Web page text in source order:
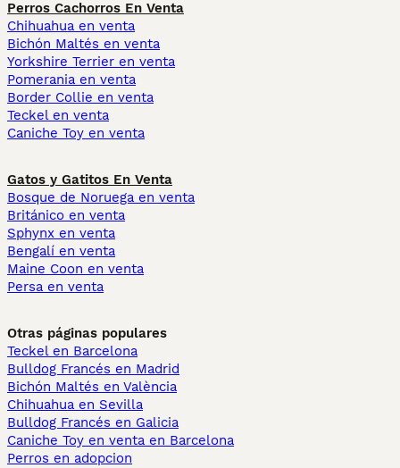
Perros Cachorros En Venta
Chihuahua en venta
Bichón Maltés en venta
Yorkshire Terrier en venta
Pomerania en venta
Border Collie en venta
Teckel en venta
Caniche Toy en venta
Gatos y Gatitos En Venta
Bosque de Noruega en venta
Británico en venta
Sphynx en venta
Bengalí en venta
Maine Coon en venta
Persa en venta
Otras páginas populares
Teckel en Barcelona
Bulldog Francés en Madrid
Bichón Maltés en València
Chihuahua en Sevilla
Bulldog Francés en Galicia
Caniche Toy en venta en Barcelona
Perros en adopcion